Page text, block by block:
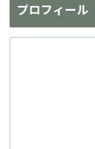
プロフィール